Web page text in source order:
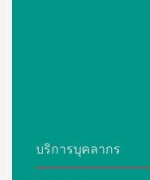
บริการบุคลากร